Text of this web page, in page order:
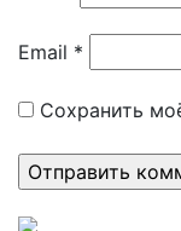
Email *
Сохранить